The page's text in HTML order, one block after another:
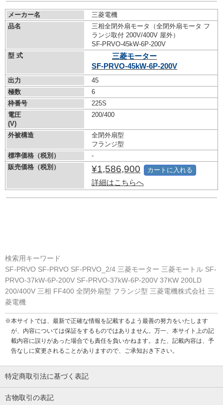
メーカー名
三菱電機
品名
三相全閉外扇モータ（全閉外扇モータ フ
ランジ取付 200V/400V 屋外）
SF-PRVO-45kW-6P-200V
型 式
三菱モーター
SF-PRVO-45kW-6P-200V
出力
45
極数
6
枠番号
225S
電圧
(V)
200/400
外被構造
全閉外扇型
フランジ型
標準価格（税別）
-
販売価格（税別）
¥1,586,900
詳細はこちらへ
カートに入れる
検索用キーワード
SF-PRVO SF-PRVO SF-PRVO_2/4 三菱モーター 三菱モートル SF-
PRVO-37kW-6P-200V SF-PRVO-37kW-6P-200V 37KW 200LD
200/400V 三相 FF400 全閉外扇型 フランジ型 三菱電機株式会社 三
菱電機
※本サイトでは、最新で正確な情報を記載するよう最善の努力をいたします
が、内容については保証をするものではありません。万一、本サイト上の記
載内容に誤りがあった場合でも責任を負いかねます。また、記載内容は、予
告なしに変更されることがありますので、ご承知おき下さい。
特定商取引法に基づく表記
古物取引の表記